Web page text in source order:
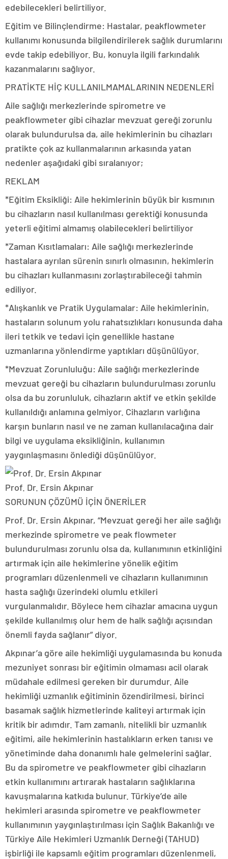
edebilecekleri belirtiliyor.
Eğitim ve Bilinçlendirme: Hastalar, peakflowmeter
kullanımı konusunda bilgilendirilerek sağlık durumlarını
evde takip edebiliyor. Bu, konuyla ilgili farkındalık
kazanmalarını sağlıyor.
PRATİKTE HİÇ KULLANILMAMALARININ NEDENLERİ
Aile sağlığı merkezlerinde spirometre ve
peakflowmeter gibi cihazlar mevzuat gereği zorunlu
olarak bulundurulsa da, aile hekimlerinin bu cihazları
pratikte çok az kullanmalarının arkasında yatan
nedenler aşağıdaki gibi sıralanıyor;
REKLAM
*Eğitim Eksikliği: Aile hekimlerinin büyük bir kısmının
bu cihazların nasıl kullanılması gerektiği konusunda
yeterli eğitimi almamış olabilecekleri belirtiliyor
*Zaman Kısıtlamaları: Aile sağlığı merkezlerinde
hastalara ayrılan sürenin sınırlı olmasının, hekimlerin
bu cihazları kullanmasını zorlaştırabileceği tahmin
ediliyor.
*Alışkanlık ve Pratik Uygulamalar: Aile hekimlerinin,
hastaların solunum yolu rahatsızlıkları konusunda daha
ileri tetkik ve tedavi için genellikle hastane
uzmanlarına yönlendirme yaptıkları düşünülüyor.
*Mevzuat Zorunluluğu: Aile sağlığı merkezlerinde
mevzuat gereği bu cihazların bulundurulması zorunlu
olsa da bu zorunluluk, cihazların aktif ve etkin şekilde
kullanıldığı anlamına gelmiyor. Cihazların varlığına
karşın bunların nasıl ve ne zaman kullanılacağına dair
bilgi ve uygulama eksikliğinin, kullanımın
yaygınlaşmasını önlediği düşünülüyor.
Prof. Dr. Ersin Akpınar
SORUNUN ÇÖZÜMÜ İÇİN ÖNERİLER
Prof. Dr. Ersin Akpınar, “Mevzuat gereği her aile sağlığı
merkezinde spirometre ve peak flowmeter
bulundurulması zorunlu olsa da, kullanımının etkinliğini
artırmak için aile hekimlerine yönelik eğitim
programları düzenlenmeli ve cihazların kullanımının
hasta sağlığı üzerindeki olumlu etkileri
vurgulanmalıdır. Böylece hem cihazlar amacına uygun
şekilde kullanılmış olur hem de halk sağlığı açısından
önemli fayda sağlanır” diyor.
Akpınar’a göre aile hekimliği uygulamasında bu konuda
mezuniyet sonrası bir eğitimin olmaması acil olarak
müdahale edilmesi gereken bir durumdur. Aile
hekimliği uzmanlık eğitiminin özendirilmesi, birinci
basamak sağlık hizmetlerinde kaliteyi artırmak için
kritik bir adımdır. Tam zamanlı, nitelikli bir uzmanlık
eğitimi, aile hekimlerinin hastalıkların erken tanısı ve
yönetiminde daha donanımlı hale gelmelerini sağlar.
Bu da spirometre ve peakflowmeter gibi cihazların
etkin kullanımını artırarak hastaların sağlıklarına
kavuşmalarına katkıda bulunur. Türkiye’de aile
hekimleri arasında spirometre ve peakflowmeter
kullanımının yaygınlaştırılması için Sağlık Bakanlığı ve
Türkiye Aile Hekimleri Uzmanlık Derneği (TAHUD)
işbirliği ile kapsamlı eğitim programları düzenlenmeli,